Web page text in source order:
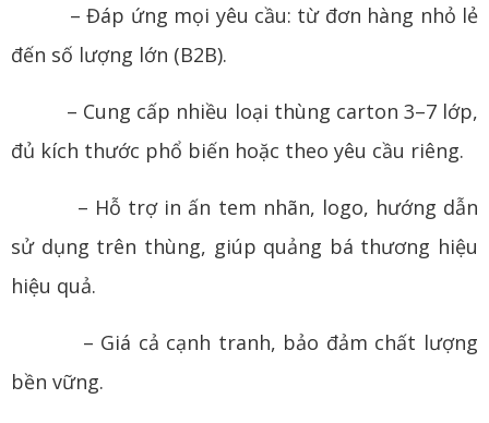
– Đáp ứng mọi yêu cầu: từ đơn hàng nhỏ lẻ
đến số lượng lớn (B2B).
– Cung cấp nhiều loại thùng carton 3–7 lớp,
đủ kích thước phổ biến hoặc theo yêu cầu riêng.
– Hỗ trợ in ấn tem nhãn, logo, hướng dẫn
sử dụng trên thùng, giúp quảng bá thương hiệu
hiệu quả.
– Giá cả cạnh tranh, bảo đảm chất lượng
bền vững.